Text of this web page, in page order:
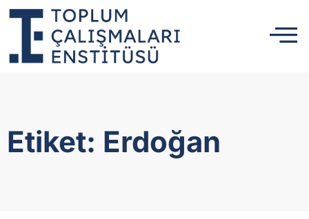
Etiket: Erdoğan